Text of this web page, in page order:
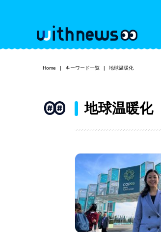
Home キーワード一覧 地球温暖化
地球温暖化